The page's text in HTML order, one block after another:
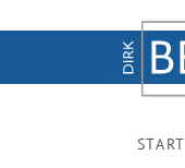
START